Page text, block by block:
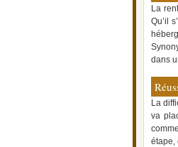
La
Qu’il
dans
La
va
étape,